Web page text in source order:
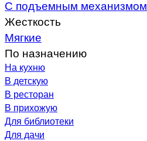
С подъемным механизмом
Жесткость
Мягкие
По назначению
На кухню
В детскую
В ресторан
В прихожую
Для библиотеки
Для дачи